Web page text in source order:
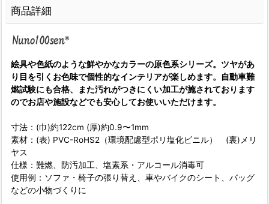
商品詳細
絵具や色紙のような鮮やかなカラーの原色系シリーズ。ツヤがあ
り目を引くお色味で個性的なインテリアが楽しめます。自動車難
燃試験にも合格、また汚れがつきにくい加工が施されております
のでお店や施設などでも安心してお使いいただけます。
寸法：(巾)約122cm (厚)約0.9〜1mm
素材：(表) PVC-RoHS2（環境配慮型ポリ塩化ビニル） (裏)メリ
ヤス
仕様：難燃、防汚加工、塩素系・アルコール消毒可
使用例：ソファ・椅子の張り替え、車やバイクのシート、バッグ
などの小物づくりに